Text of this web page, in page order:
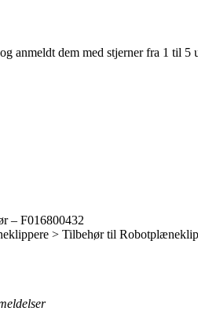
anmeldt dem med stjerner fra 1 til
– F016800432
> Tilbehør til